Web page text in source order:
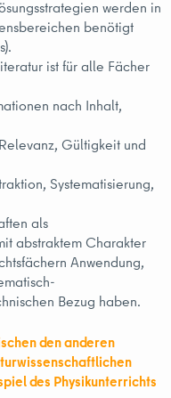
werden in
benötigt
ist für alle Fächer
nach Inhalt,
Gültigkeit und
Systematisierung,
als
abstraktem Charakter
Anwendung,
Bezug haben.
den anderen
des Physikunterrichts